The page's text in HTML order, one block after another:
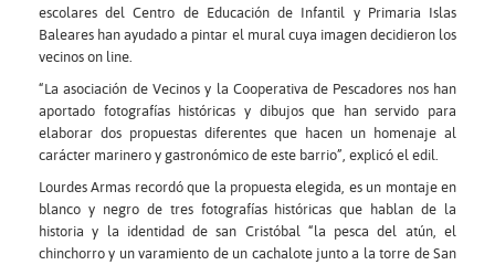
escolares del Centro de Educación de Infantil y Primaria Islas
Baleares han ayudado a pintar el mural cuya imagen decidieron los
vecinos on line.
“La asociación de Vecinos y la Cooperativa de Pescadores nos han
aportado fotografías históricas y dibujos que han servido para
elaborar dos propuestas diferentes que hacen un homenaje al
carácter marinero y gastronómico de este barrio”, explicó el edil.
Lourdes Armas recordó que la propuesta elegida, es un montaje en
blanco y negro de tres fotografías históricas que hablan de la
historia y la identidad de san Cristóbal “la pesca del atún, el
chinchorro y un varamiento de un cachalote junto a la torre de San